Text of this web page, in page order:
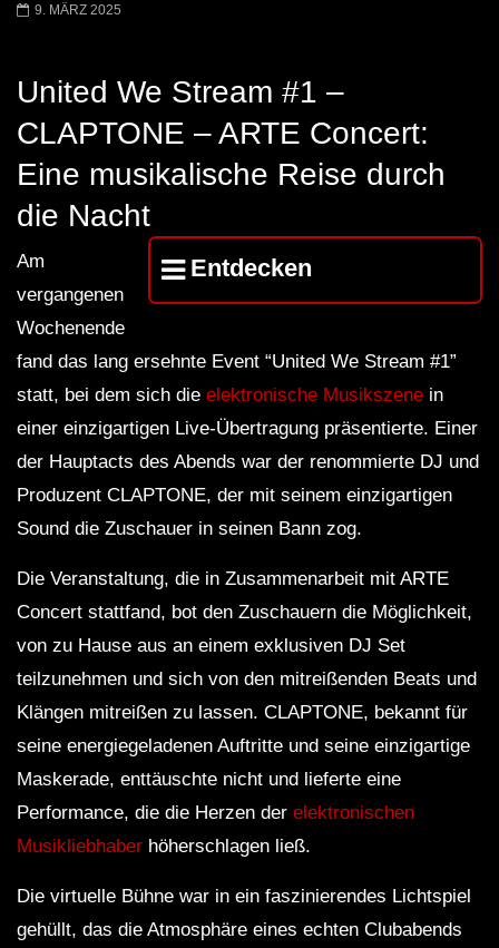
9. MÄRZ 2025
United We Stream #1 –
CLAPTONE – ARTE Concert:
Eine musikalische Reise durch
die Nacht
Entdecken
Am
vergangenen
Wochenende
fand das lang ersehnte Event “United We Stream #1”
statt, bei dem sich die elektronische Musikszene in
einer einzigartigen Live-Übertragung präsentierte. Einer
der Hauptacts des Abends war der renommierte DJ und
Produzent CLAPTONE, der mit seinem einzigartigen
Sound die Zuschauer in seinen Bann zog.
Die Veranstaltung, die in Zusammenarbeit mit ARTE
Concert stattfand, bot den Zuschauern die Möglichkeit,
von zu Hause aus an einem exklusiven DJ Set
teilzunehmen und sich von den mitreißenden Beats und
Klängen mitreißen zu lassen. CLAPTONE, bekannt für
seine energiegeladenen Auftritte und seine einzigartige
Maskerade, enttäuschte nicht und lieferte eine
Performance, die die Herzen der elektronischen
Musikliebhaber höherschlagen ließ.
Die virtuelle Bühne war in ein faszinierendes Lichtspiel
gehüllt, das die Atmosphäre eines echten Clubabends